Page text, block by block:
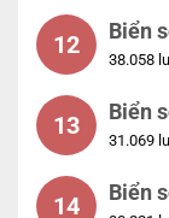
12 Biển
38.058
13 Biển
31.069
14 Biển